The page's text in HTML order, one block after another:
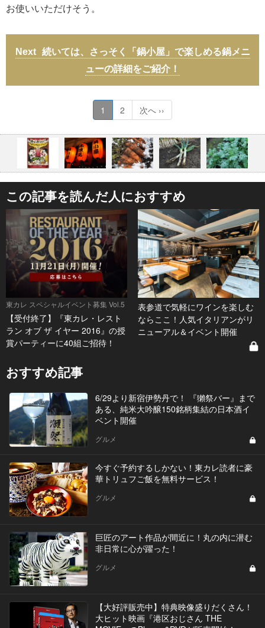
お使いいただけそう。
続いては、さっそく「鍋小屋」で楽しめる鍋メニ
ューの詳細をご紹介！
1 2 次へ ››
この記事を読んだ人におすすめ
東カレ スペシャルイベント募集 Vol.5
【受付終了】『東カレ・レスト
ラン オブ ザ イヤー 2016』の授
賞パーティーに40組ご招待！
表参道で気軽にワインを楽しむ
ならここ！人気イタリアンがリ
ニューアル＆イベント開催
おすすめ記事
6/29より新宿伊勢丹で！ 『獺祭バー』まで
ある、純米大吟醸150銘柄集結の日本酒イ
ベント開催
グルメ
今すぐ予約するしかない！東カレ読者に豪
華トリュフご飯を無料サービス！
グルメ
巨匠のアート作品が間近に！丸の内に潜む
非日常に心が躍った！
グルメ
【大好評販売中】特典映像盛りだくさん！
大ヒット映画『港区おじさん THE